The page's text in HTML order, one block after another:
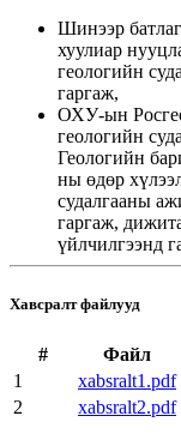
Шинээр
хуулиар
геологийн
гаргаж,
ОХУ-ын
геологийн
Геологийн
ны өдөр
судалгааны
гаргаж,
үйлчилгээнд
Хавсралт файлууд
# Файл
1
xabsralt1.pdf
2
xabsralt2.pdf